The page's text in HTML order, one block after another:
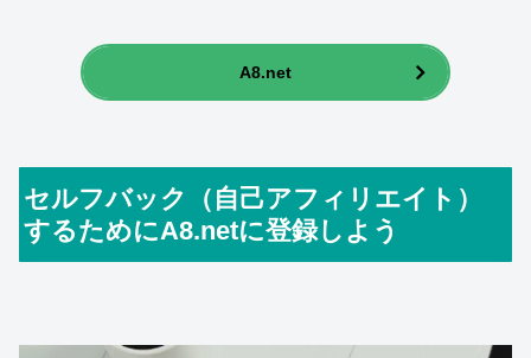
A8.net
セルフバック（自己アフィリエイト）
するためにA8.netに登録しよう